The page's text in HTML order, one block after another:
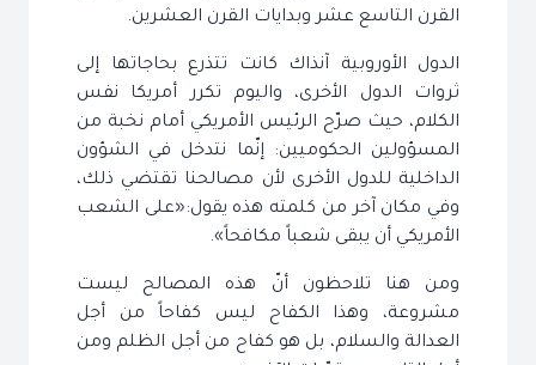
القرن التاسع عشر وبدايات القرن العشرين.
الدول الأوروبية آنذاك كانت تتذرع بحاجاتها إلى
ثروات الدول الأخرى، واليوم تكرر أمريكا نفس
الكلام، حيث صرّح الرئيس الأمريكي أمام نخبة من
المسؤولين الحكوميين: إنّما نتدخل في الشؤون
الداخلية للدول الأخرى لأن مصالحنا تقتضي ذلك،
وفي مكان آخر من كلمته هذه يقول:«على الشعب
الأمريكي أن يبقى شعباً مكافحاً».
ومن هنا تلاحظون أنّ هذه المصالح ليست
مشروعة، وهذا الكفاح ليس كفاحاً من أجل
العدالة والسلام، بل هو كفاح من أجل الظلم ومن